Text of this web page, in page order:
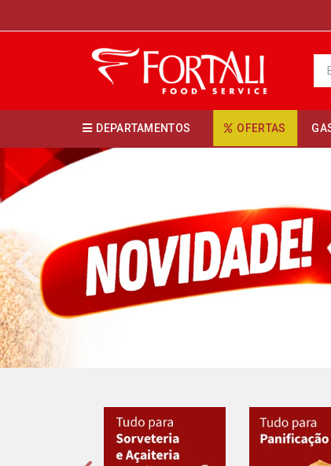
DEPARTAMENTOS OFERTAS